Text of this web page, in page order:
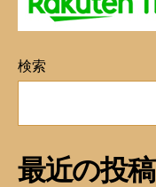
検索
最近の投稿